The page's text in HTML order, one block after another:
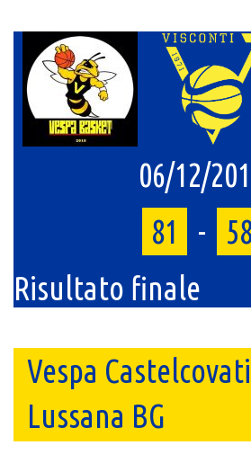
06/12/
81
-
Risultato finale
Vespa
Lussana BG